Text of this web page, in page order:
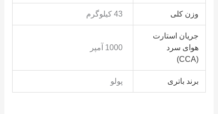
وزن کلی 43 کیلوگرم
جریان استارت
هوای سرد
(CCA)
1000 آمپر
برند باتری پولو